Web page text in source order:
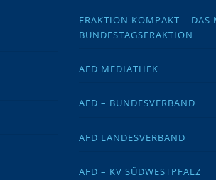
FRAKTION KOMPAKT – DAS
BUNDESTAGSFRAKTION
AFD MEDIATHEK
AFD – BUNDESVERBAND
AFD LANDESVERBAND
AFD – KV SÜDWESTPFALZ